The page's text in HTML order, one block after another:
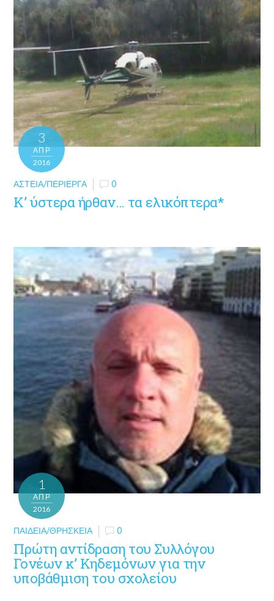
3
ΑΠΡ
2016
ΑΣΤΕΊΑ/ΠΕΡΊΕΡΓΑ 0
Κ’ ύστερα ήρθαν… τα ελικόπτερα*
1
ΑΠΡ
2016
ΠΑΙΔΕΊΑ/ΘΡΗΣΚΕΊΑ 0
Πρώτη αντίδραση του Συλλόγου
Γονέων κ’ Κηδεμόνων για την
υποβάθμιση του σχολείου